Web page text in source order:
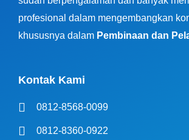
profesional dalam mengembangkan
khususnya dalam Pembinaan dan
Kontak Kami
0812-8568-0099
0812-8360-0922